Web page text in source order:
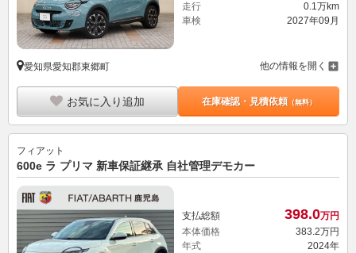
走行
0.1万km
車検
2027年09月
愛知県愛知郡東郷町 他の情報を開く
お気に入り追加 在庫確認・見積依頼（無料）
フィアット
600e ラ プリマ 新車保証継承 自社管理デモカー
支払総額 398.0万円
本体価格
383.2万円
年式
2024年